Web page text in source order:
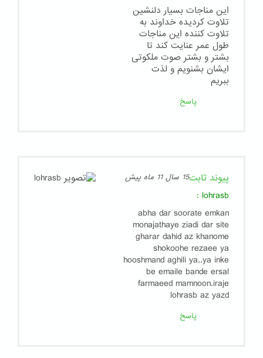
اين مناجات بسيار دلنشين
تلاوت كرديده خداوند به
تلاوت كننده اين مناجات
طول عمر عنايت كند تا
بشتر و بشتر صوت ملكوتى
ايشان بشنويم و لذت
ببريم
پاسخ
پیوند ثابت15 سال 11 ماه پیش
lohrasb
:
abha dar soorate emkan
monajathaye ziadi dar site
gharar dahid az khanome
shokoohe rezaee ya
hooshmand aghili ya..ya inke
be emaile bande ersal
farmaeed mamnoon.iraje
lohrasb az yazd
پاسخ